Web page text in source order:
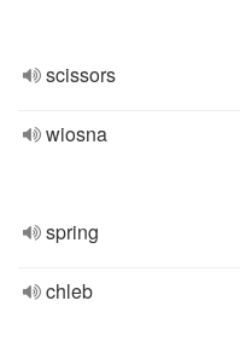
scissors
wiosna
spring
chleb